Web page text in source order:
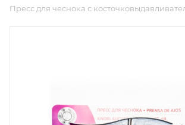
Пресс для чеснока с